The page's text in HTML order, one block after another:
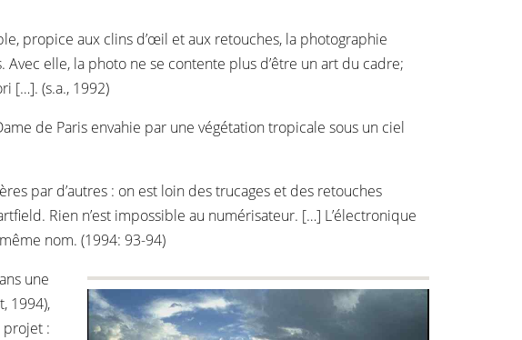
propice aux clins d’œil et aux retouches, la photographie
elle, la photo ne se contente plus d’être un art du cadre;
[…]. (s.a., 1992)
de Paris envahie par une végétation tropicale sous un ciel
par d’autres : on est loin des trucages et des retouches
Rien n’est impossible au numérisateur. […] L’électronique
nom. (1994: 93-94)
une
1994),
projet :